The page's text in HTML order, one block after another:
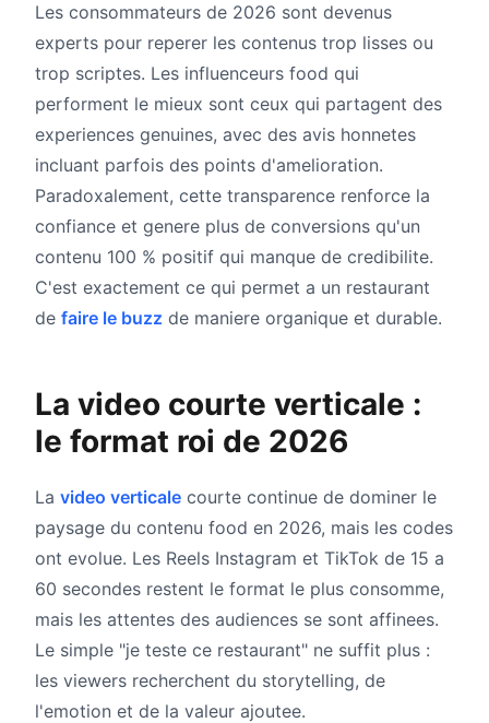
Les consommateurs de 2026 sont devenus
experts pour reperer les contenus trop lisses ou
trop scriptes. Les influenceurs food qui
performent le mieux sont ceux qui partagent des
experiences genuines, avec des avis honnetes
incluant parfois des points d'amelioration.
Paradoxalement, cette transparence renforce la
confiance et genere plus de conversions qu'un
contenu 100 % positif qui manque de credibilite.
C'est exactement ce qui permet a un restaurant
de faire le buzz de maniere organique et durable.
La video courte verticale :
le format roi de 2026
La video verticale courte continue de dominer le
paysage du contenu food en 2026, mais les codes
ont evolue. Les Reels Instagram et TikTok de 15 a
60 secondes restent le format le plus consomme,
mais les attentes des audiences se sont affinees.
Le simple "je teste ce restaurant" ne suffit plus :
les viewers recherchent du storytelling, de
l'emotion et de la valeur ajoutee.